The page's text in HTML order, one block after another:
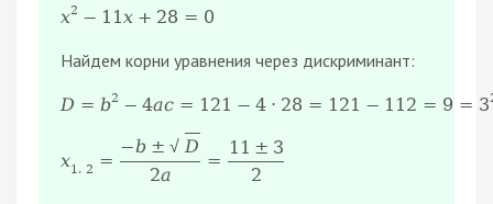
х2 − 11 х + 28 = 0
Найдем корни уравнения через дискриминант:
D = b2 − 4ac = 121 − 4 · 28 = 121 − 112 = 9 = 3
x1 , 2 =
−b ± √ D
2a
=
11 ± 3
2